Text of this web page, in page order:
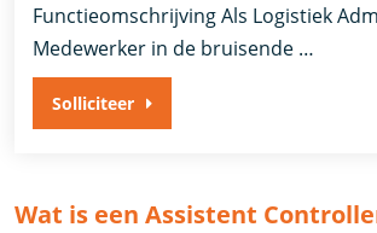
Functieomschrijving Als Logistiek
Medewerker in de bruisende …
Solliciteer
Wat is een Assistent